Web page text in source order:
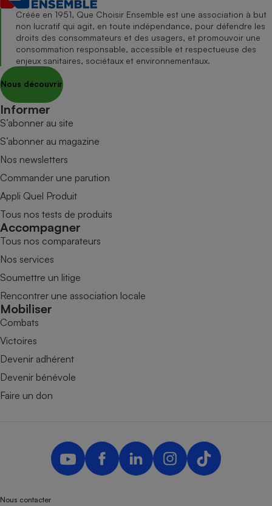
Créée en 1951, Que Choisir Ensemble est une association à but
non lucratif qui agit, en toute indépendance, pour défendre les
droits des consommateurs et des usagers, et promouvoir une
consommation responsable, accessible et respectueuse des
enjeux sanitaires, sociétaux et environnementaux.
Nous découvrir
Informer
S’abonner au site
S’abonner au magazine
Nos newsletters
Commander une parution
Appli Quel Produit
Tous nos tests de produits
Accompagner
Tous nos comparateurs
Nos services
Soumettre un litige
Rencontrer une association locale
Mobiliser
Combats
Victoires
Devenir adhérent
Devenir bénévole
Faire un don
Nous contacter